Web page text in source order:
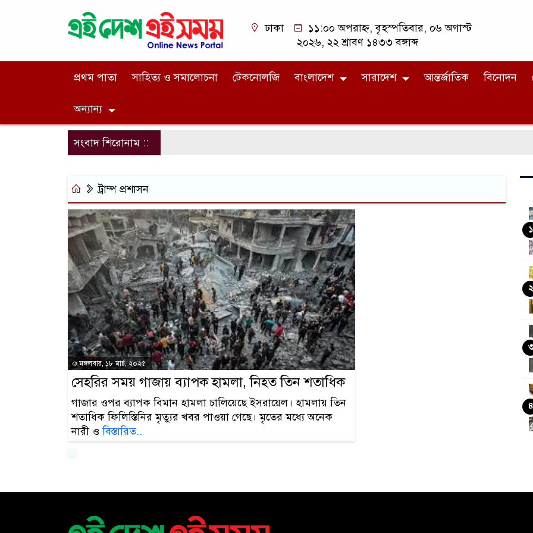
ঢাকা
১১:০০ অপরাহ্ন, বৃহস্পতিবার, ০৬ অগাস্ট
২০২৬, ২২ শ্রাবণ ১৪৩৩ বঙ্গাব্দ
প্রথম পাতা সাহিত্য ও সমালোচনা টেকনোলজি বাংলাদেশ সারাদেশ আন্তর্জাতিক বিনোদন
অন্যান্য
সংবাদ শিরোনাম ::
ট্রাম্প প্রশাসন
মঙ্গলবার, ১৮ মার্চ, ২০২৫
সেহরির সময় গাজায় ব্যাপক হামলা, নিহত তিন শতাধিক
গাজার ওপর ব্যাপক বিমান হামলা চালিয়েছে ইসরায়েল। হামলায় তিন
শতাধিক ফিলিস্তিনির মৃত্যুর খবর পাওয়া গেছে। মৃতের মধ্যে অনেক
নারী ওবিস্তারিত..
১
২
৩
৪